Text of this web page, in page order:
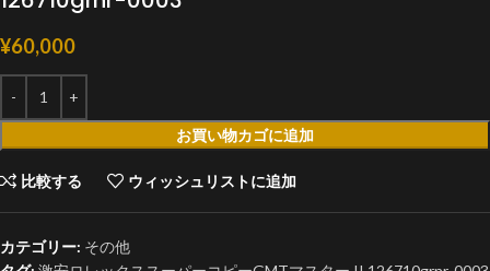
¥60,000
お買い物カゴに追加
比較する ウィッシュリストに追加
カテゴリー: その他